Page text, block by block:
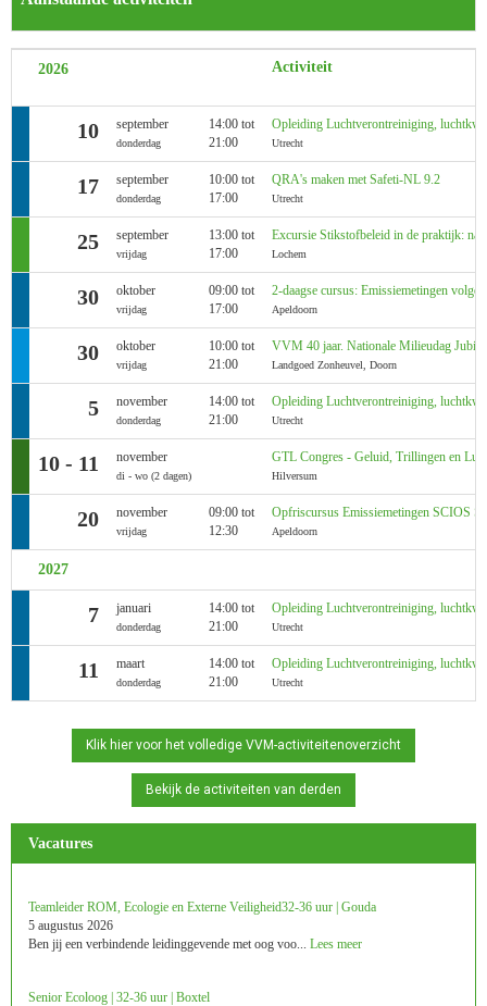
2026 Activiteit
10 september
donderdag
14:00 tot
21:00
Opleiding Luchtverontreiniging,
Utrecht
17 september
donderdag
10:00 tot
17:00
QRA's maken met Safeti-NL 9.2
Utrecht
25 september
vrijdag
13:00 tot
17:00
Excursie Stikstofbeleid in de praktijk:
Lochem
30 oktober
vrijdag
09:00 tot
17:00
2-daagse cursus: Emissiemetingen
Apeldoorn
30 oktober
vrijdag
10:00 tot
21:00
VVM 40 jaar. Nationale Milieudag
Landgoed Zonheuvel, Doorn
5 november
donderdag
14:00 tot
21:00
Opleiding Luchtverontreiniging,
Utrecht
10 - 11 november
di - wo (2 dagen)
GTL Congres - Geluid, Trillingen en
Hilversum
20 november
vrijdag
09:00 tot
12:30
Opfriscursus Emissiemetingen SCIOS
Apeldoorn
2027
7 januari
donderdag
14:00 tot
21:00
Opleiding Luchtverontreiniging,
Utrecht
11 maart
donderdag
14:00 tot
21:00
Opleiding Luchtverontreiniging,
Utrecht
Klik hier voor het volledige VVM-activiteitenoverzicht
Bekijk de activiteiten van derden
Vacatures
Teamleider ROM, Ecologie en Externe Veiligheid 32-36 uur | Gouda
5 augustus 2026
Ben jij een verbindende leidinggevende met oog voo... Lees meer
Senior Ecoloog | 32-36 uur | Boxtel